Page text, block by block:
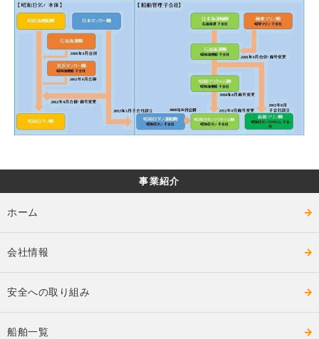
事業紹介
ホーム
会社情報
安全への取り組み
船舶一覧